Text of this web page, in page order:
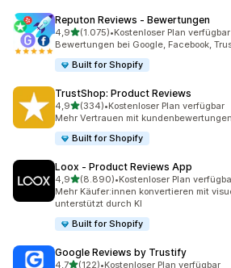
Reputon Reviews ‑ Bewertungen
4,9von 5 Sternen
(1.075)
1075 Rezensionen insgesamt
•Kostenloser Plan verfügbar
Bewertungen bei Google, Facebook,
Built for Shopify
TrustShop: Product Reviews
4,9von 5 Sternen
(334)
334 Rezensionen insgesamt
•Kostenloser Plan verfügbar
Mehr Vertrauen mit
Built for Shopify
Loox ‑ Product Reviews App
4,9von 5 Sternen
(8.890)
8890 Rezensionen insgesamt
•Kostenloser Plan
Mehr Käufer:innen konvertieren mit
unterstützt durch KI
Built for Shopify
Google Reviews by Trustify
4,7von 5 Sternen
(122)•Kostenloser Plan verfügbar